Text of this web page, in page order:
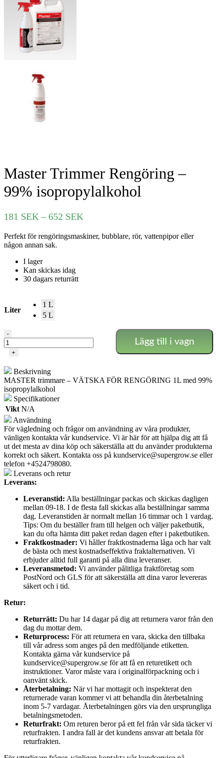
Master Trimmer Rengöring –
99% isopropylalkohol
181 SEK – 652 SEK
till
Perfekt för rengöringsmaskiner, bubblare, rör, vattenpipor eller
någon annan sak.
I lager
Kan skickas idag
30 dagars returrätt
Liter
1 L
5 L
Master
Trimmer
Rengöring
99%
isopropylalkohol
mängd
-
+
Lägg till i vagn
Beskrivning
MASTER trimmare – VÄTSKA FÖR RENGÖRING 1L med 99%
isopropylalkohol
Specifikationer
Vikt N/A
Användning
För vägledning och frågor om användning av våra produkter,
vänligen kontakta vår kundservice. Vi är här för att hjälpa dig att få
ut det mesta av dina köp och säkerställa att du använder produkterna
korrekt och säkert. Kontakta oss på kundservice@supergrow.se eller
telefon +4524798080.
Leverans och retur
Leverans:
Leveranstid: Alla beställningar packas och skickas dagligen
mellan 09-18. I de flesta fall skickas alla beställningar samma
dag. Leveranstiden är normalt mellan 16 timmar och 1 vardag.
Tips: Om du beställer fram till helgen och väljer paketbutik,
kan du ofta hämta ditt paket redan dagen efter i paketbutiken.
Fraktkostnader: Vi håller fraktkostnaderna låga och har valt
de bästa och mest kostnadseffektiva fraktalternativen. Vi
erbjuder alltid full garanti på alla dina leveranser.
Leveransmetod: Vi använder pålitliga fraktföretag som
PostNord och GLS för att säkerställa att dina varor levereras
säkert och i tid.
Retur:
Returrätt: Du har 14 dagar på dig att returnera varor från den
dag du mottar dem.
Returprocess: För att returnera en vara, skicka den tillbaka
till vår adress som anges på den medföljande etiketten.
Kontakta gärna vår kundservice på
kundservice@supergrow.se för att få en returetikett och
instruktioner. Varor måste vara i originalförpackning och i
oanvänt skick.
Återbetalning: När vi har mottagit och inspekterat den
returnerade varan kommer vi att behandla din återbetalning
inom 5-7 vardagar. Återbetalningen görs via den ursprungliga
betalningsmetoden.
Returfrakt: Om returen beror på ett fel från vår sida täcker vi
returfrakten. I andra fall är det kundens ansvar att betala för
returfrakten.